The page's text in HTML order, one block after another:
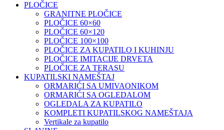
PLOČICE
GRANITNE PLOČICE
PLOČICE 60×60
PLOČICE 60×120
PLOČICE 100×100
PLOČICE ZA KUPATILO I KUHINJU
PLOČICE IMITACIJE DRVETA
PLOČICE ZA TERASU
KUPATILSKI NAMEŠTAJ
ORMARIĆI SA UMIVAONIKOM
ORMARIĆI SA OGLEDALOM
OGLEDALA ZA KUPATILO
KOMPLETI KUPATILSKOG NAMEŠTAJA
Vertikale za kupatilo